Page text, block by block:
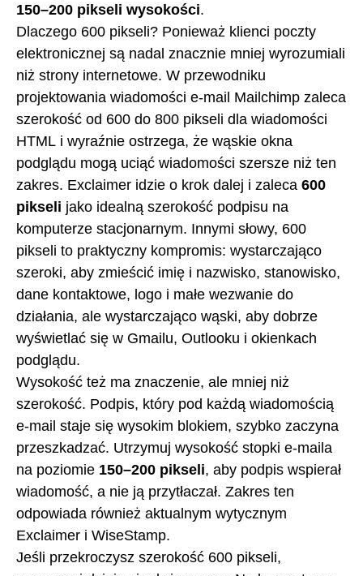
150–200 pikseli wysokości.
Dlaczego 600 pikseli? Ponieważ klienci poczty
elektronicznej są nadal znacznie mniej wyrozumiali
niż strony internetowe. W przewodniku
projektowania wiadomości e-mail Mailchimp zaleca
szerokość od 600 do 800 pikseli dla wiadomości
HTML i wyraźnie ostrzega, że wąskie okna
podglądu mogą uciąć wiadomości szersze niż ten
zakres. Exclaimer idzie o krok dalej i zaleca 600
pikseli jako idealną szerokość podpisu na
komputerze stacjonarnym. Innymi słowy, 600
pikseli to praktyczny kompromis: wystarczająco
szeroki, aby zmieścić imię i nazwisko, stanowisko,
dane kontaktowe, logo i małe wezwanie do
działania, ale wystarczająco wąski, aby dobrze
wyświetlać się w Gmailu, Outlooku i okienkach
podglądu.
Wysokość też ma znaczenie, ale mniej niż
szerokość. Podpis, który pod każdą wiadomością
e-mail staje się wysokim blokiem, szybko zaczyna
przeszkadzać. Utrzymuj wysokość stopki e-maila
na poziomie 150–200 pikseli, aby podpis wspierał
wiadomość, a nie ją przytłaczał. Zakres ten
odpowiada również aktualnym wytycznym
Exclaimer i WiseStamp.
Jeśli przekroczysz szerokość 600 pikseli,